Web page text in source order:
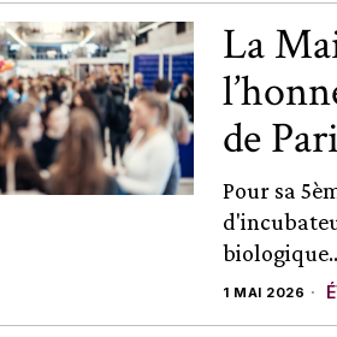
La
de
Pour sa
1 MAI 2026